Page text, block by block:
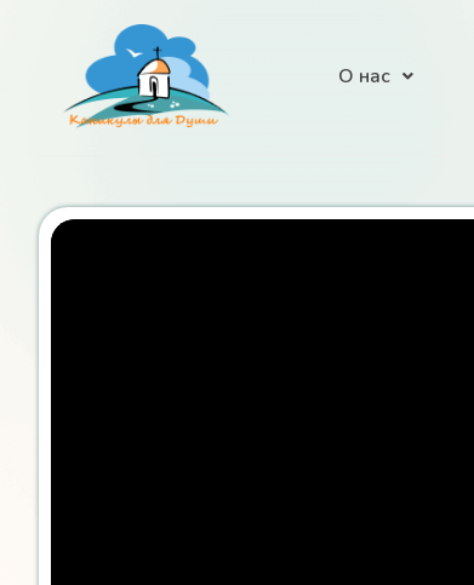
О нас